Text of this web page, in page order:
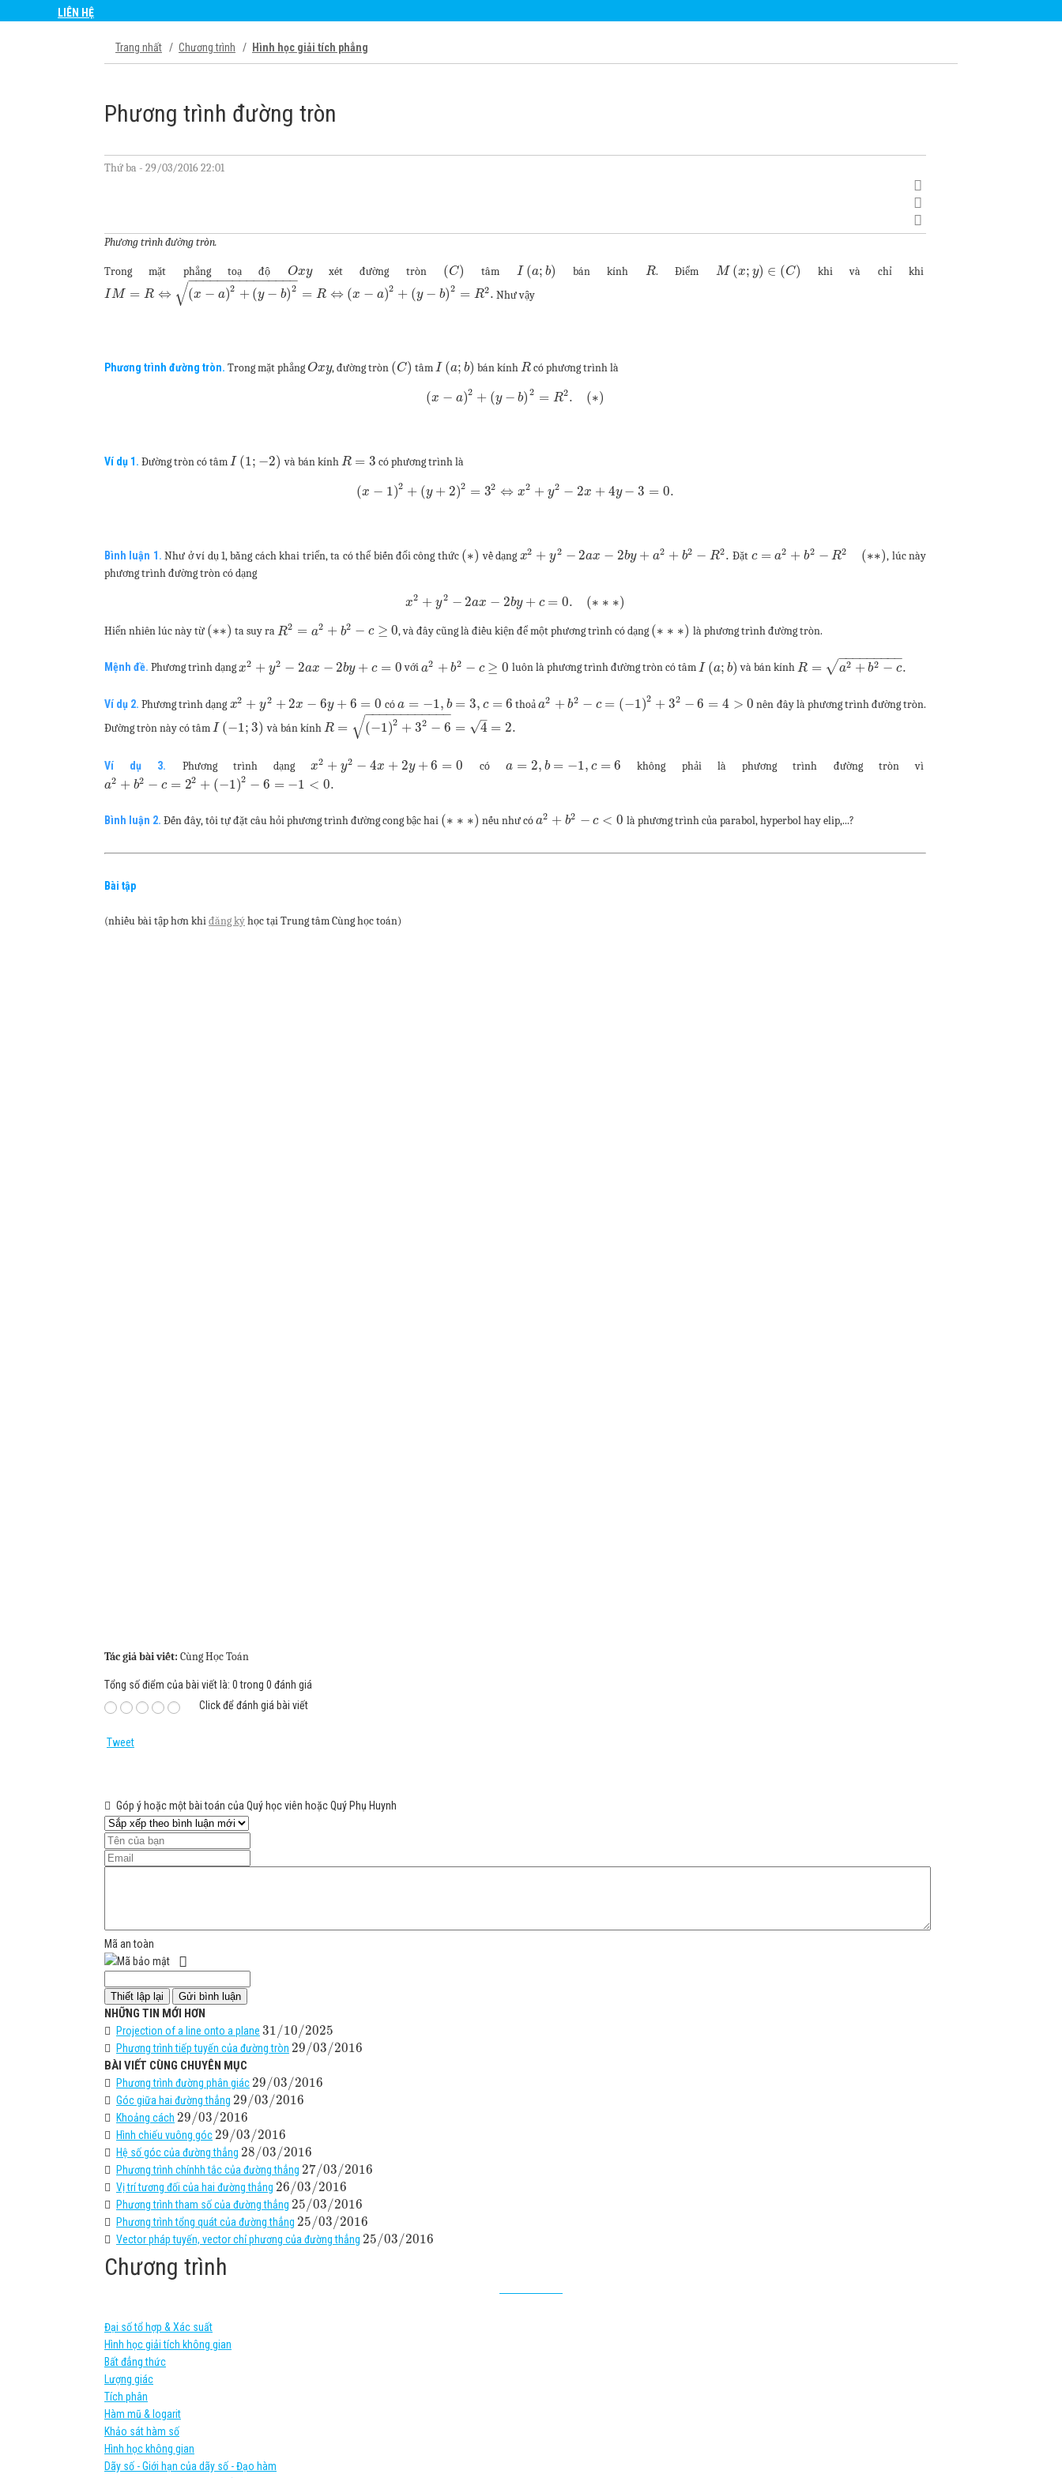
LIÊN HỆ
Trang nhất Chương trình Hình học giải tích phẳng
Phương trình đường tròn
Thứ ba - 29/03/2016 22:01
Phương trình đường tròn.
Trong mặt phẳng toạ độ Oxyxét đường tròn (C) tâm I (a; b) bán kính R. Điểm M (x; y) ∈ (C) khi và chỉ khi
IM = R ⇔ (x − a)2 + (y − b)2
− −
−−−−−−−−−−−−−
√ = R ⇔ (x − a)2 + (y − b)2 = R2. Như vậy
Phương trình đường tròn. Trong mặt phẳngOxy, đường tròn (C) tâmI (a; b) bán kínhRcó phương trình là
(x − a)2 + (y − b) 2 = R2. (∗)
Ví dụ 1. Đường tròn có tâmI (1; −2) và bán kínhR = 3 có phương trình là
(x − 1)2 + (y + 2)2 = 32 ⇔ x2 + y2 − 2x + 4y − 3 = 0.
Bình luận 1. Như ở ví dụ 1, bằng cách khai triển, ta có thể biến đổi công thức (∗) về dạng x2 + y2 − 2ax − 2by + a2 + b2 − R2. Đặt c = a2 + b2 − R2 (∗∗), lúc này
phương trình đường tròn có dạng
x2 + y2 − 2ax − 2by + c = 0. (∗ ∗ ∗)
Hiển nhiên lúc này từ (∗∗) ta suy raR2 = a2 + b2 − c ≥ 0, và đây cũng là điều kiện để một phương trình có dạng (∗ ∗ ∗) là phương trình đường tròn.
Mệnh đề. Phương trình dạngx2 + y2 − 2ax − 2by + c = 0vớia2 + b2 − c ≥ 0 luôn là phương trình đường tròn có tâmI (a; b) và bán kínhR = a2 + b2 − c
− −
−−−−−−−
√ .
Ví dụ 2. Phương trình dạng x2 + y2 + 2x − 6y + 6 = 0 cóa = −1, b = 3, c = 6 thoảa2 + b2 − c = (−1)2 + 32 − 6 = 4 > 0 nên đây là phương trình đường tròn.
Đường tròn này có tâmI (−1; 3) và bán kínhR = (−1)2 + 32 − 6
− −
−−−−−−−−−−
√ = 4
–
√ = 2.
Ví dụ 3. Phương trình dạngx2 + y2 − 4x + 2y +6 = 0 cóa = 2, b = −1, c = 6 không phải là phương trình đường tròn vì
a2 + b2 − c = 22 + (−1)2 − 6 = −1 < 0.
Bình luận 2. Đến đây, tôi tự đặt câu hỏi phương trình đường cong bậc hai (∗ ∗ ∗) nếu như cóa2 + b2 − c < 0 là phương trình của parabol, hyperbol hay elip,...?
Bài tập
(nhiều bài tập hơn khiđăng kýhọc tại Trung tâm Cùng học toán)
Tác giả bài viết: Cùng Học Toán
Tổng số điểm của bài viết là: 0 trong 0 đánh giá
Click để đánh giá bài viết
Tweet
Góp ý hoặc một bài toán của Quý học viên hoặc Quý Phụ Huynh
Mã an toàn
NHỮNG TIN MỚI HƠN
Projection of a line onto a plane 31/10/2025
Phương trình tiếp tuyến của đường tròn 29/03/2016
BÀI VIẾT CÙNG CHUYÊN MỤC
Phương trình đường phân giác 29/03/2016
Góc giữa hai đường thẳng 29/03/2016
Khoảng cách 29/03/2016
Hình chiếu vuông góc 29/03/2016
Hệ số góc của đường thẳng 28/03/2016
Phương trình chínhh tắc của đường thẳng 27/03/2016
Vị trí tương đối của hai đường thẳng 26/03/2016
Phương trình tham số của đường thẳng 25/03/2016
Phương trình tổng quát của đường thẳng 25/03/2016
Vector pháp tuyến, vector chỉ phương của đường thẳng 25/03/2016
Chương trình
Đại số tổ hợp & Xác suất
Hình học giải tích không gian
Bất đẳng thức
Lượng giác
Tích phân
Hàm mũ & logarit
Khảo sát hàm số
Hình học không gian
Dãy số - Giới hạn của dãy số - Đạo hàm